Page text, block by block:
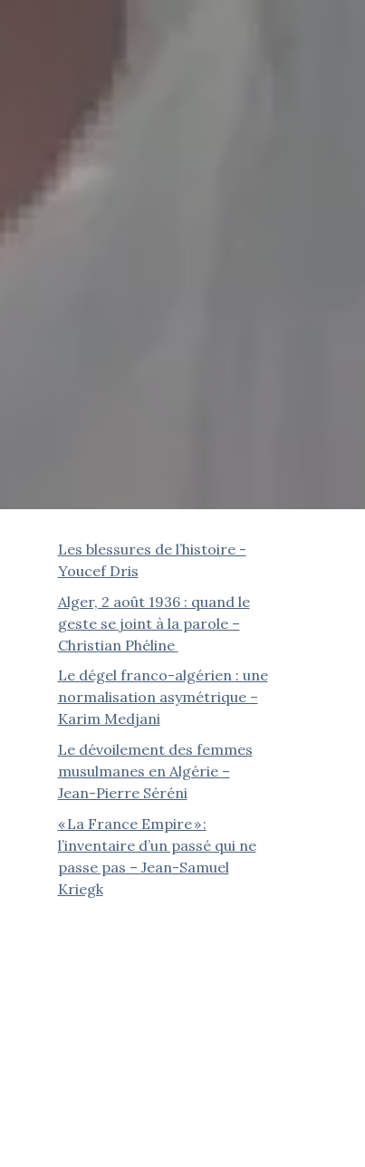
Les blessures de l’histoire -
Youcef Dris
Alger, 2 août 1936 : quand le
geste se joint à la parole –
Christian Phéline
Le dégel franco-algérien : une
normalisation asymétrique –
Karim Medjani
Le dévoilement des femmes
musulmanes en Algérie –
Jean-Pierre Séréni
« La France Empire » :
l’inventaire d’un passé qui ne
passe pas – Jean-Samuel
Kriegk